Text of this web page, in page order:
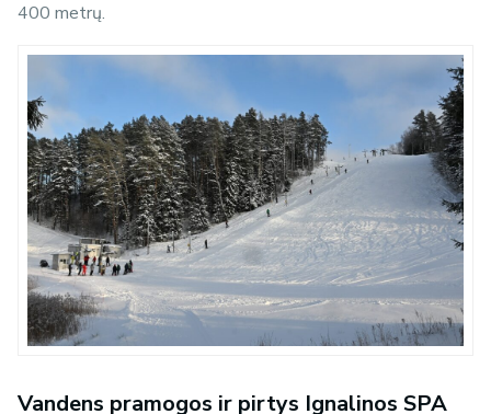
400 metrų.
Vandens pramogos ir pirtys Ignalinos SPA